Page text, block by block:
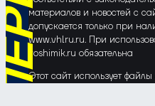
материалов и новостей с
допускается только при
www.vhlru.ru. При
voshimik.ru обязательна
Этот сайт использует